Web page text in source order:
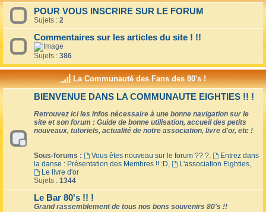
h
h
e
POUR VOUS INSCRIRE SUR LE FORUM
Sujets : 2
Commentaires sur les articles du site ! !!
Sujets : 386
La Communauté des Fans des 80's !
BIENVENUE DANS LA COMMUNAUTE EIGHTIES !! !
Retrouvez ici les infos nécessaire à une bonne navigation sur le
site et son forum : Guide de bonne utilisation, accueil des petits
nouveaux, tutoriels, actualité de notre association, livre d'or, etc !
Sous-forums : Vous êtes nouveau sur le forum ?? ?,
Entrez dans
la danse : Présentation des Membres !! :D, L'association Eighties,
Le livre d'or
Sujets : 1344
Le Bar 80's !! !
Grand rassemblement de tous nos bons souvenirs 80's !!